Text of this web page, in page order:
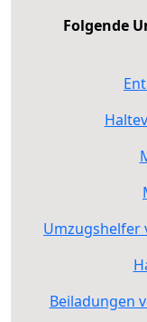
Folgende
Umzugshelfer
Beiladungen